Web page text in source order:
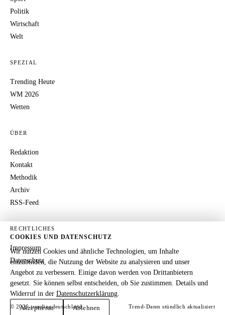
Politik
Wirtschaft
Welt
SPEZIAL
Trending Heute
WM 2026
Wetten
ÜBER
Redaktion
Kontakt
Methodik
Archiv
RSS-Feed
RECHTLICHES
Impressum
Datenschutz
© 2026 trendingdeutschland Trend-Daten stündlich aktualisiert
COOKIES UND DATENSCHUTZ
Wir nutzen Cookies und ähnliche Technologien, um Inhalte
einzubinden, die Nutzung der Website zu analysieren und unser
Angebot zu verbessern. Einige davon werden von Drittanbietern
gesetzt. Sie können selbst entscheiden, ob Sie zustimmen. Details und
Widerruf in der Datenschutzerklärung.
Akzeptieren
Ablehnen